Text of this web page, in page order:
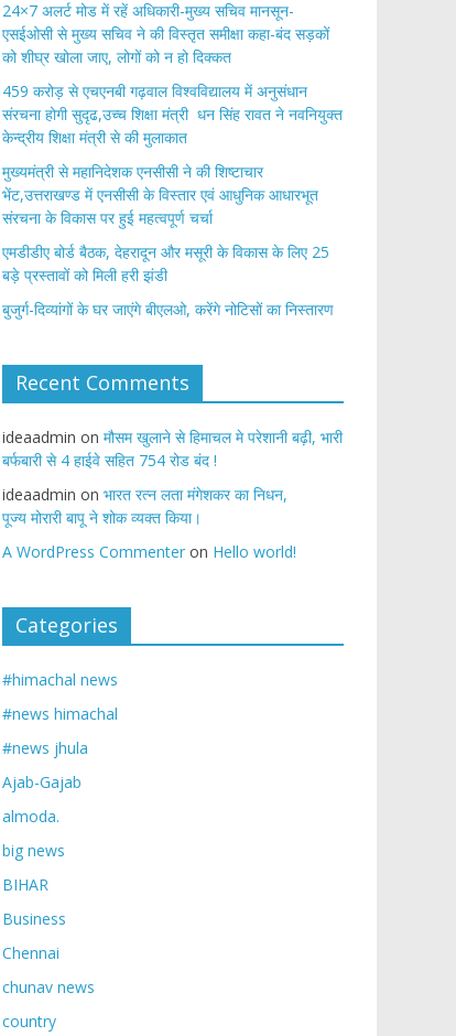
24×7 अलर्ट मोड में रहें अधिकारी-मुख्य सचिव मानसून-
एसईओसी से मुख्य सचिव ने की विस्तृत समीक्षा कहा-बंद सड़कों
को शीघ्र खोला जाए, लोगों को न हो दिक्कत
459 करोड़ से एचएनबी गढ़वाल विश्वविद्यालय में अनुसंधान
संरचना होगी सुदृढ,उच्च शिक्षा मंत्री धन सिंह रावत ने नवनियुक्त
केन्द्रीय शिक्षा मंत्री से की मुलाकात
मुख्यमंत्री से महानिदेशक एनसीसी ने की शिष्टाचार
भेंट,उत्तराखण्ड में एनसीसी के विस्तार एवं आधुनिक आधारभूत
संरचना के विकास पर हुई महत्वपूर्ण चर्चा
एमडीडीए बोर्ड बैठक, देहरादून और मसूरी के विकास के लिए 25
बड़े प्रस्तावों को मिली हरी झंडी
बुजुर्ग-दिव्यांगों के घर जाएंगे बीएलओ, करेंगे नोटिसों का निस्तारण
Recent Comments
ideaadmin on मौसम खुलाने से हिमाचल मे परेशानी बढ़ी, भारी
बर्फबारी से 4 हाईवे सहित 754 रोड बंद !
ideaadmin on भारत रत्न लता मंगेशकर का निधन,
पूज्य मोरारी बापू ने शोक व्यक्त किया।
A WordPress Commenter on Hello world!
Categories
#himachal news
#news himachal
#news jhula
Ajab-Gajab
almoda.
big news
BIHAR
Business
Chennai
chunav news
country